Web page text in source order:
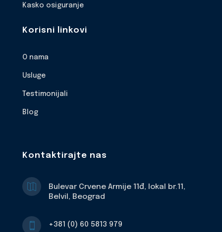
Kasko osiguranje
Korisni linkovi
O nama
Usluge
Testimonijali
Blog
Kontaktirajte nas

Bulevar Crvene Armije 11đ, lokal br.11,
Belvil, Beograd
 +381 (0) 60 5813 979